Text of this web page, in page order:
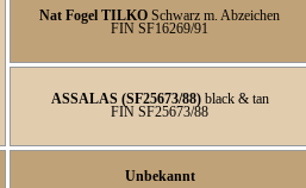
Nat Fogel TILKO Schwarz m. Abzeichen
FIN SF16269/91
ASSALAS (SF25673/88)black & tan
FIN SF25673/88
Unbekannt